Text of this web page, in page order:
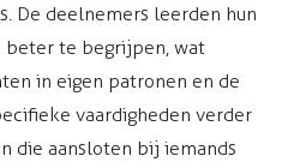
De deelnemers leerden hun
beter te begrijpen, wat
in eigen patronen en de
vaardigheden verder
aansloten bij iemands